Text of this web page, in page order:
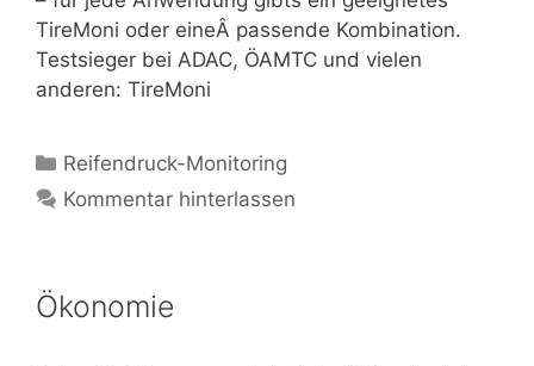
TireMoni oder eineÂ passende Kombination.
Testsieger bei ADAC, ÖAMTC und vielen
anderen: TireMoni
Kategorien
Reifendruck-Monitoring
Kommentar hinterlassen
Ökonomie